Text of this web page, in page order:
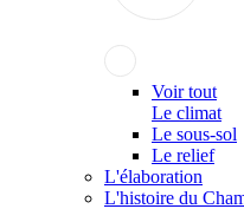
Voir tout
Le climat
Le sous-sol
Le relief
L'élaboration
L'histoire du